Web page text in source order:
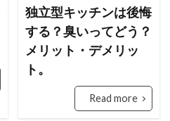
独立型キッチンは後悔
する？臭いってどう？
メリット・デメリッ
ト。
Read more